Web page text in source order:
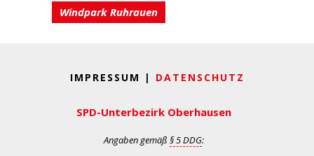
Windpark Ruhrauen
IMPRESSUM | DATENSCHUTZ
SPD-Unterbezirk Oberhausen
Angaben gemäß § 5 DDG: